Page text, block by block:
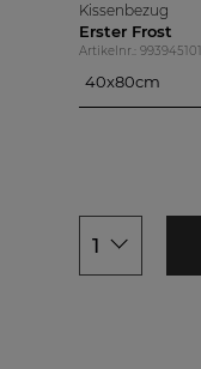
Kissenbezug
Erster Frost
Artikelnr.: 993945101
40x80cm
1